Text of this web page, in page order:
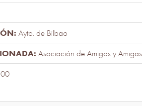
Ayto. de Bilbao
Asociación de Amigos y